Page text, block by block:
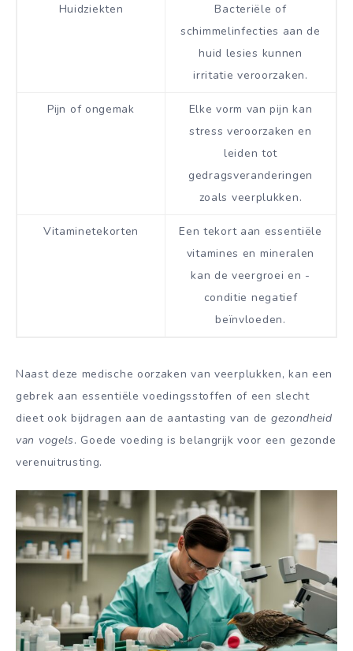
Huidziekten
Bacteriële of
schimmelinfecties aan de
huid lesies kunnen
irritatie veroorzaken.
Pijn of ongemak
Elke vorm van pijn kan
stress veroorzaken en
leiden tot
gedragsveranderingen
zoals veerplukken.
Vitaminetekorten
Een tekort aan essentiële
vitamines en mineralen
kan de veergroei en -
conditie negatief
beïnvloeden.
Naast deze medische oorzaken van veerplukken, kan een
gebrek aan essentiële voedingsstoffen of een slecht
dieet ook bijdragen aan de aantasting van de gezondheid
van vogels. Goede voeding is belangrijk voor een gezonde
verenuitrusting.